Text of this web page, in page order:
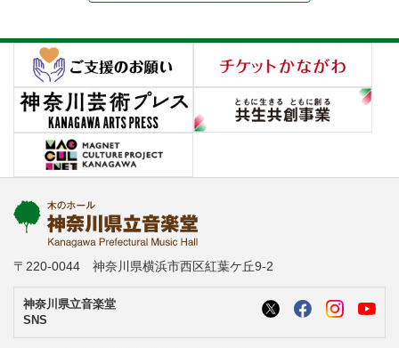
〒220-0044 神奈川県横浜市西区紅葉ケ丘9-2
神奈川県立音楽堂
SNS